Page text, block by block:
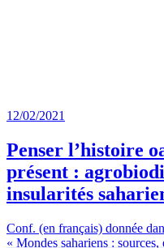
12/02/2021
Penser l’histoire
présent :
insularités
Conf. (en français) donnée
« Mondes sahariens :